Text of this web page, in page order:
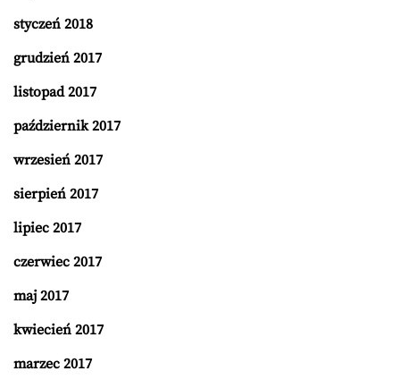
styczeń 2018
grudzień 2017
listopad 2017
październik 2017
wrzesień 2017
sierpień 2017
lipiec 2017
czerwiec 2017
maj 2017
kwiecień 2017
marzec 2017